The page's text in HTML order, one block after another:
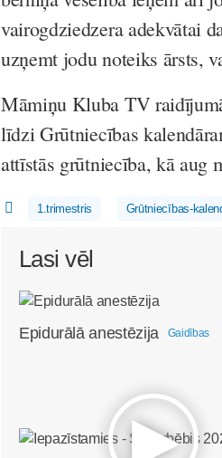
vairogdziedzera adekvātai
uzņemt jodu noteiks ārsts,
Māmiņu Kluba TV
līdzi Grūtniecības
attīstās grūtniecība, kā aug
1.trimestris Grūtniecības-
Lasi vēl
Epidurālā anestēzija Gaidības